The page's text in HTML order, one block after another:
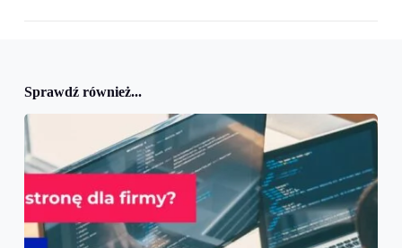
Sprawdź również...